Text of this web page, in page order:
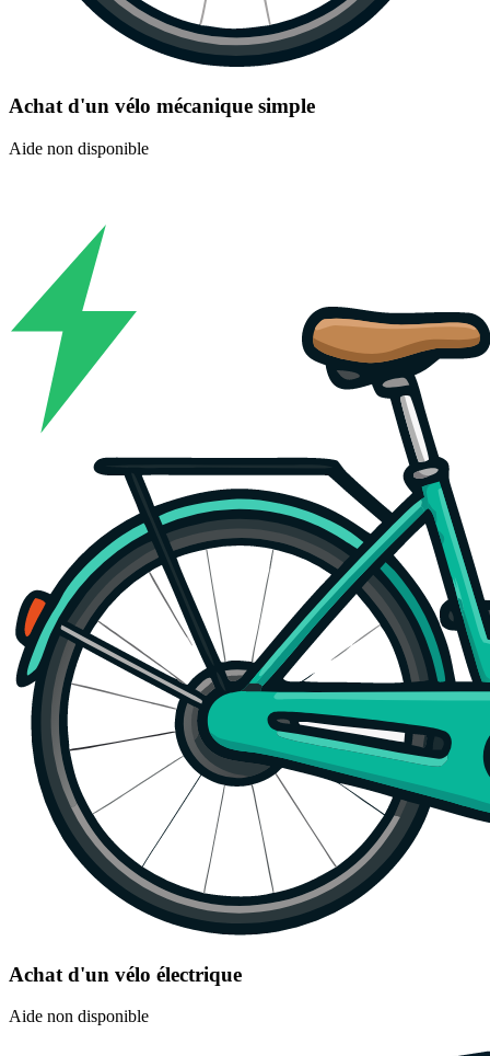
Achat d'un vélo mécanique simple
Aide non disponible
Achat d'un vélo électrique
Aide non disponible